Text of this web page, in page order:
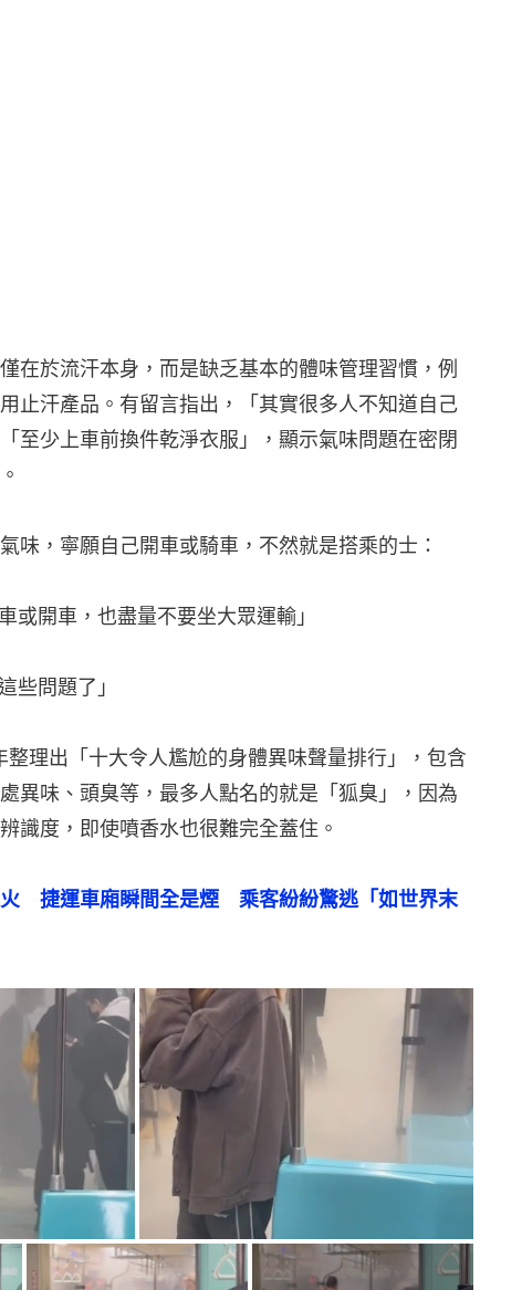
在於流汗本身，而是缺乏基本的體味管理習慣，例
止汗產品。有留言指出，「其實很多人不知道自己
至少上車前換件乾淨衣服」，顯示氣味問題在密閉
味，寧願自己開車或騎車，不然就是搭乘的士：
或開車，也盡量不要坐大眾運輸」
些問題了」
整理出「十大令人尷尬的身體異味聲量排行」，包含
異味、頭臭等，最多人點名的就是「狐臭」，因為
識度，即使噴香水也很難完全蓋住。
　捷運車廂瞬間全是煙　乘客紛紛驚逃「如世界末